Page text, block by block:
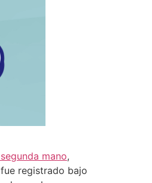
mano,
registrado bajo